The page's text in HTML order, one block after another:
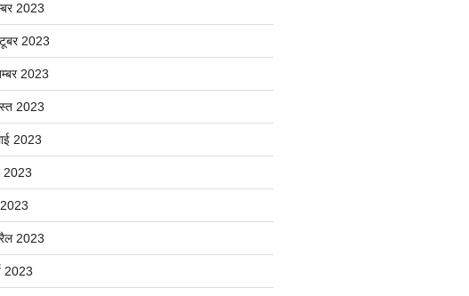
2023
2023
2023
2023
2023
2023
2023